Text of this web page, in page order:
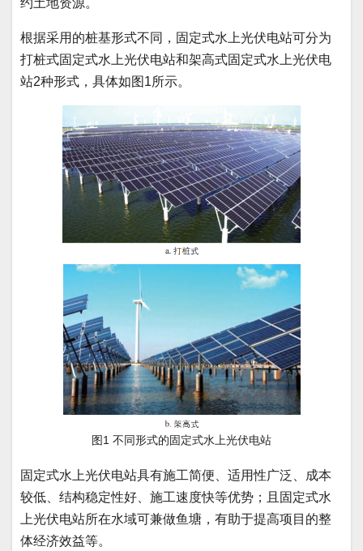
约土地资源。
根据采用的桩基形式不同，固定式水上光伏电站可分为
打桩式固定式水上光伏电站和架高式固定式水上光伏电
站2种形式，具体如图1所示。
图1 不同形式的固定式水上光伏电站
固定式水上光伏电站具有施工简便、适用性广泛、成本
较低、结构稳定性好、施工速度快等优势；且固定式水
上光伏电站所在水域可兼做鱼塘，有助于提高项目的整
体经济效益等。